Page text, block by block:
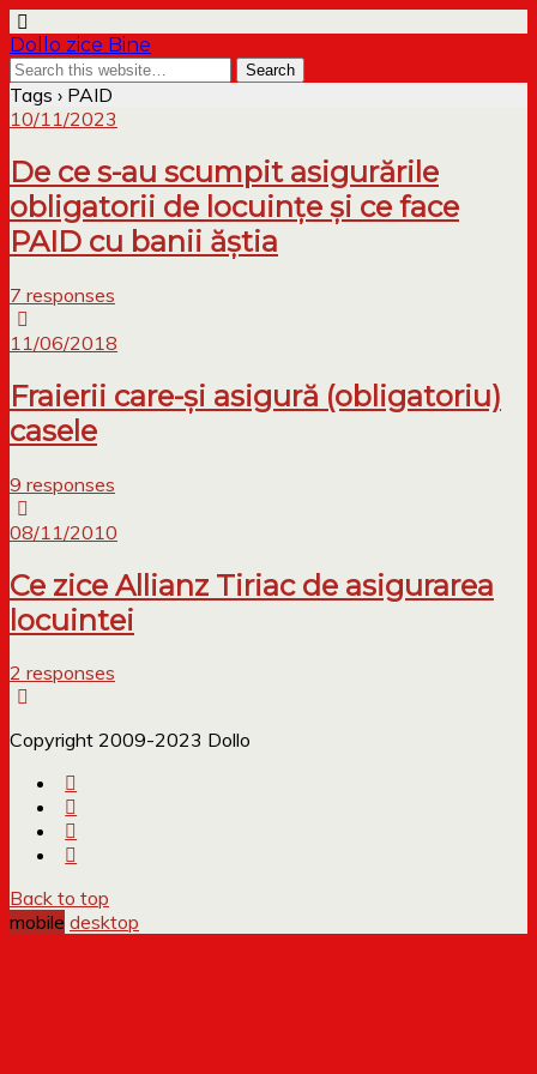
Dollo zice Bine
Tags › PAID
10/11/2023
De ce s-au scumpit asigurările
obligatorii de locuințe și ce face
PAID cu banii ăștia
7 responses
11/06/2018
Fraierii care-și asigură (obligatoriu)
casele
9 responses
08/11/2010
Ce zice Allianz Tiriac de asigurarea
locuintei
2 responses
Copyright 2009-2023 Dollo
Back to top
mobile desktop